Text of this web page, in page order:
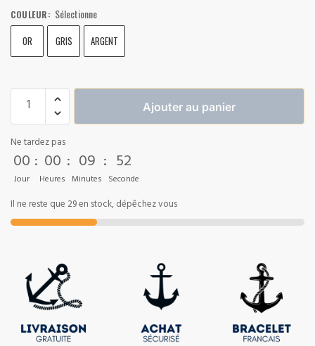
COULEUR: Sélectionne
OR GRIS ARGENT
Ajouter au panier
Ne tardez pas
00
Jour
: 00
Heures
: 09
Minutes
: 52
Seconde
Il ne reste que 29 en stock, dépêchez vous